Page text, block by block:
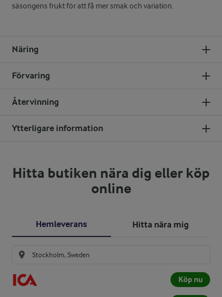
säsongens frukt för att få mer smak och variation.
Näring
Förvaring
Återvinning
Ytterligare information
Hitta butiken nära dig eller köp
online
Hemleverans Hitta nära mig
Köp nu